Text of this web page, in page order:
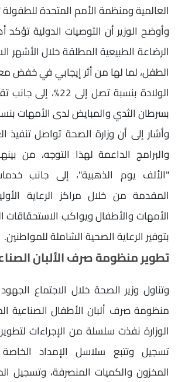
العالمية ومنظمة الأمم المتحدة
وأوضح الوزير أن التوصيات الدولية تؤكد
الرضاعة الطبيعية المطلقة خلال الأشهر
الطفل، لما لها من أثر إيجابي في خفض
الولادة بنسبة تصل إلى
بسرطان الثدي والمبايض لدى الأمهات بنسبة
وأشار إلى أن وزارة الصحة تواصل تنفيذ
والبرامج الداعمة لهذا التوجه، من
"الألف يوم الذهبية"، إلى جانب
المقدمة من خلال مراكز الرعاية
الأمهات والأطفال ويواكب الاستحقاقات
بتوفير الرعاية الصحية الشاملة للمواطنين.
تطوير منظومة صرف الألبان
وتناول وزير الصحة خلال الاجتماع
منظومة صرف ألبان الأطفال الصناعية
الوزارة نفذت سلسلة من الإجراءات
تسجيل وتتبع سلاسل الإمداد الخاصة
المخزون والكميات المنصرفة، وتسجيل